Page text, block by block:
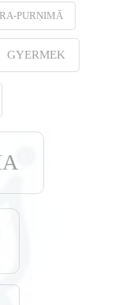
PURṆIMĀ
GYERMEK